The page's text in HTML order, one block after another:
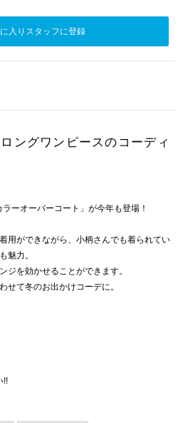
入りスタッフに登録
ングワンピースのコーディ
ーオーバーコート」が今年も登場！
用ができながら、小柄さんでも着られてい
魅力。
ジを効かせることができます。
せて冬のお出かけコーデに。
!!